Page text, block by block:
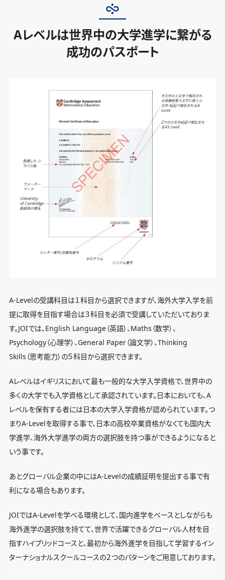
Aレベルは世界中の大学進学に繋がる
成功のパスポート
A-Levelの受講科目は１科目から選択できますが、海外大学入学を前
提に取得を目指す場合は３科目を必須で受講していただいておりま
す。JOIでは、English Language（英語）、Maths（数学）、
Psychology（心理学）、General Paper（論文学）、Thinking
Skills（思考能力）の５科目から選択できます。
Aレベルはイギリスにおいて最も一般的な大学入学資格で、世界中の
多くの大学でも入学資格として承認されています。日本においても、A
レベルを保有する者には日本の大学入学資格が認められています。つ
まりA-Levelを取得する事で、日本の高校卒業資格がなくても国内大
学進学、海外大学進学の両方の選択肢を持つ事ができるようになると
いう事です。
あとグローバル企業の中にはA-Levelの成績証明を提出する事で有
利になる場合もあります。
JOIではA-Levelを学べる環境として、国内進学をベースとしながらも
海外進学の選択肢を持てて、世界で活躍できるグローバル人材を目
指すハイブリッドコースと、最初から海外進学を目指して学習するイン
ターナショナルスクールコースの２つのパターンをご用意しております。